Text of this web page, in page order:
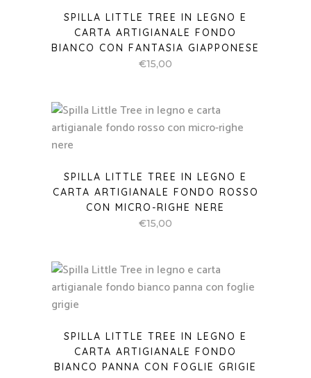
SPILLA LITTLE TREE IN LEGNO E
CARTA ARTIGIANALE FONDO
BIANCO CON FANTASIA GIAPPONESE
€15,00
SPILLA LITTLE TREE IN LEGNO E
CARTA ARTIGIANALE FONDO ROSSO
CON MICRO-RIGHE NERE
€15,00
SPILLA LITTLE TREE IN LEGNO E
CARTA ARTIGIANALE FONDO
BIANCO PANNA CON FOGLIE GRIGIE